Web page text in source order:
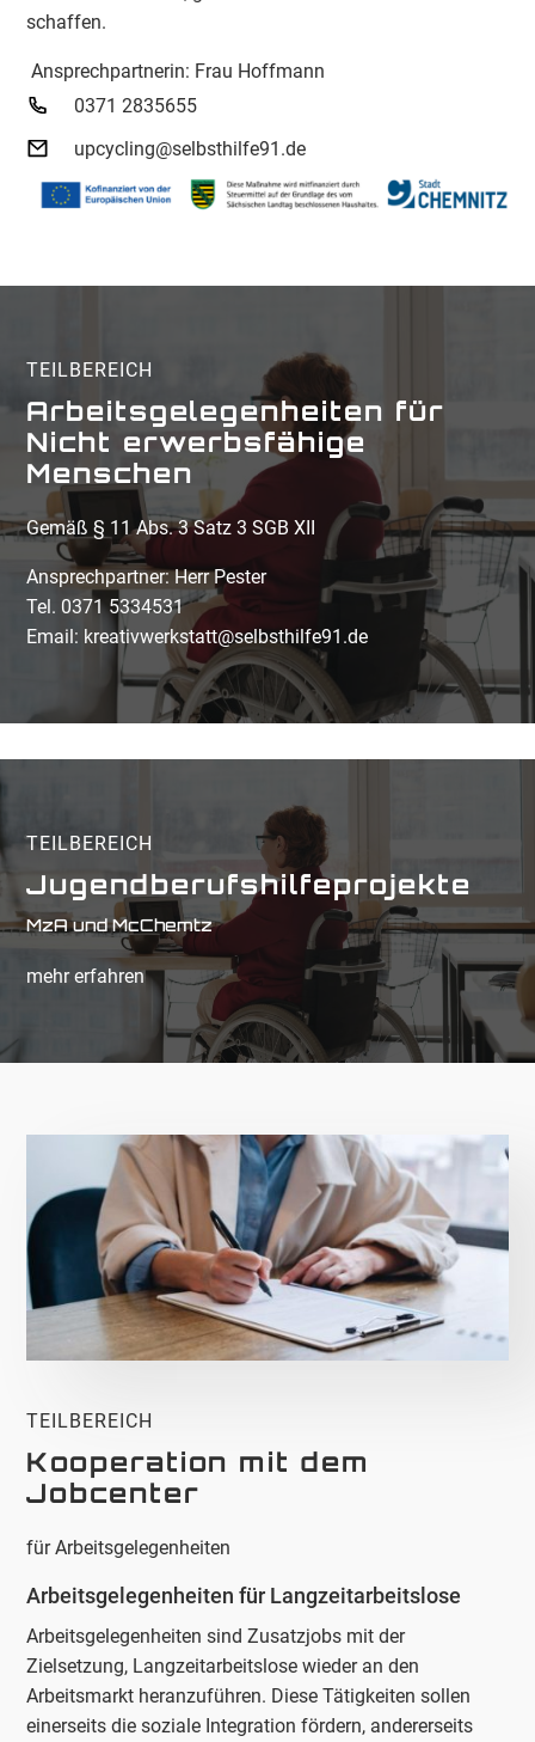
schaffen.
Ansprechpartnerin: Frau Hoffmann
0371 2835655
upcycling@selbsthilfe91.de
TEILBEREICH
Arbeitsgelegenheiten für
Nicht erwerbsfähige
Menschen
Gemäß § 11 Abs. 3 Satz 3 SGB XII
Ansprechpartner: Herr Pester
Tel. 0371 5334531
Email: kreativwerkstatt@selbsthilfe91.de
TEILBEREICH
Jugendberufshilfeprojekte
MzA und McChemtz
mehr erfahren
TEILBEREICH
Kooperation mit dem
Jobcenter
für Arbeitsgelegenheiten
Arbeitsgelegenheiten für Langzeitarbeitslose
Arbeitsgelegenheiten sind Zusatzjobs mit der
Zielsetzung, Langzeitarbeitslose wieder an den
Arbeitsmarkt heranzuführen. Diese Tätigkeiten sollen
einerseits die soziale Integration fördern, andererseits